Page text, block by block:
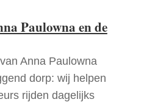
Paulowna en de
Anna Paulowna
dorp: wij helpen
rijden dagelijks